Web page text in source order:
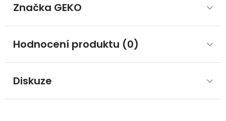
Značka GEKO
Hodnocení produktu (0)
Diskuze